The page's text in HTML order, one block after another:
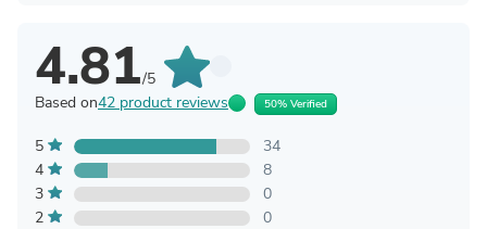
4.81/5
Based on42 product reviews 50% Verified
5
34
4
8
3
0
2
0